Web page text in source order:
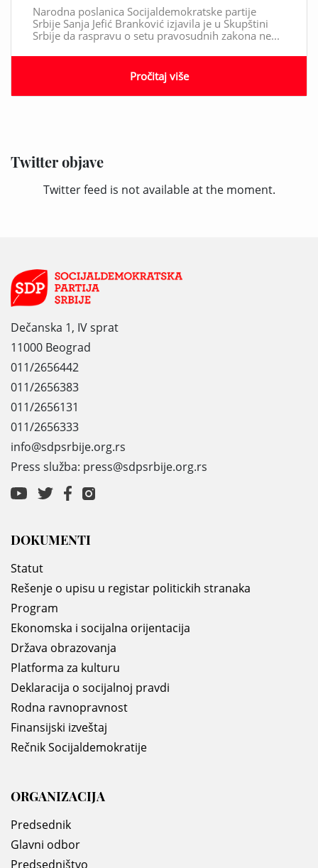
Twitter objave
Twitter feed is not available at the moment.
Narodna poslanica Socijaldemokratske partije
Srbije Sanja Jefić Branković izjavila je u Skupštini
Srbije da raspravu o setu pravosudnih zakona ne...
Pročitaj više
Dečanska 1, IV sprat
11000 Beograd
011/2656442
011/2656383
011/2656131
011/2656333
info@sdpsrbije.org.rs
Press služba: press@sdpsrbije.org.rs
DOKUMENTI
Statut
Rešenje o upisu u registar politickih stranaka
Program
Ekonomska i socijalna orijentacija
Država obrazovanja
Platforma za kulturu
Deklaracija o socijalnoj pravdi
Rodna ravnopravnost
Finansijski izveštaj
Rečnik Socijaldemokratije
ORGANIZACIJA
Predsednik
Glavni odbor
Predsedništvo